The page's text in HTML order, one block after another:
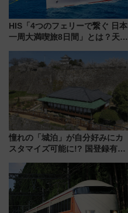
HIS「4つのフェリーで繋ぐ 日本
一周大満喫旅8日間」とは？天橋
の絶景＆限定グルメを網羅！煩
雑な手続きも不要でお手軽に楽
しめるプランが登場
憧れの「城泊」が自分好みにカ
スタマイズ可能に!? 国登録有形
にオーダーメイド型の宿泊プラ
ンが誕生！